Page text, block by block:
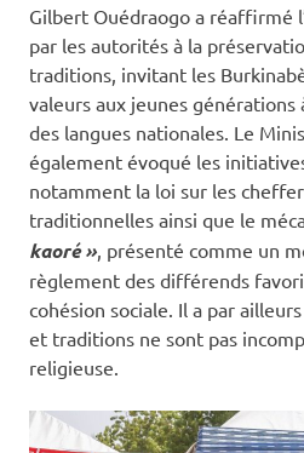
Gilbert Ouédraogo a réaffirmé
par les autorités à la
traditions, invitant les
valeurs aux jeunes
des langues nationales. Le
également évoqué les
notamment la loi sur les
traditionnelles ainsi que le
kaoré » , présenté comme un
règlement des différends
cohésion sociale. Il a par
et traditions ne sont pas
religieuse.